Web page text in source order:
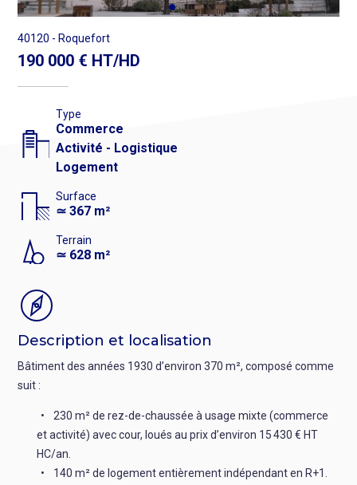
Mixte
partiellement
loué
40120 - Roquefort
190 000 € HT/HD
Type
Commerce
Activité - Logistique
Logement
Surface
≃ 367 m²
Terrain
≃ 628 m²
Description et localisation
Bâtiment des années 1930 d’environ 370 m², composé comme
suit :
230 m² de rez-de-chaussée à usage mixte (commerce
et activité) avec cour, loués au prix d’environ 15 430 € HT
HC/an.
140 m² de logement entièrement indépendant en R+1.